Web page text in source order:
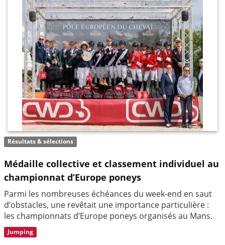
Résultats & sélections
Médaille collective et classement individuel au
championnat d’Europe poneys
Parmi les nombreuses échéances du week-end en saut
d’obstacles, une revêtait une importance particulière :
les championnats d’Europe poneys organisés au Mans.
Jumping